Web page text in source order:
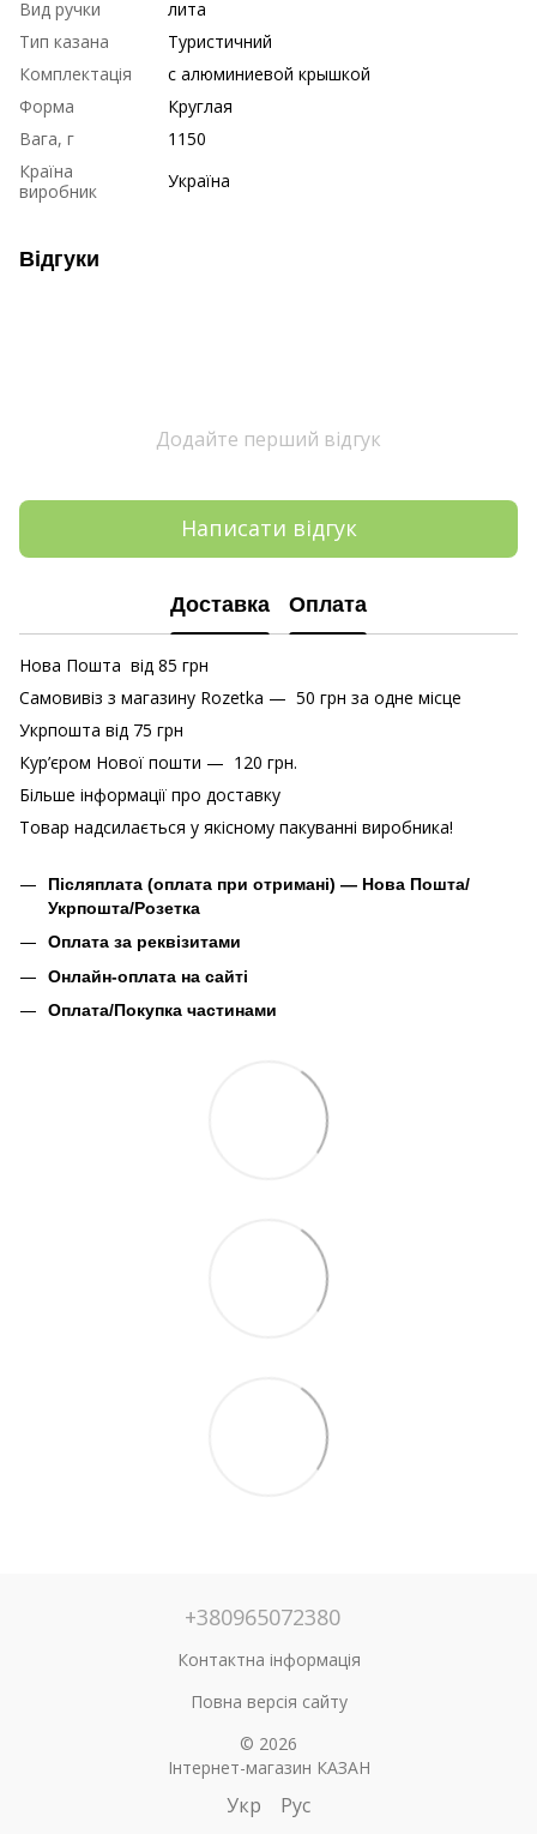
Вид ручки
лита
Тип казана
Туристичний
Комплектація
с алюминиевой крышкой
Форма
Круглая
Вага, г
1150
Країна
виробник
Україна
Відгуки
Додайте перший відгук
Написати відгук
Доставка Оплата
Нова Пошта від 85 грн
Самовивіз з магазину Rozetka — 50 грн за одне місце
Укрпошта від 75 грн
Кур’єром Нової пошти — 120 грн.
Більше інформації про доставку
Товар надсилається у якісному пакуванні виробника!
Післяплата (оплата при отримані) — Нова Пошта/
Укрпошта/Розетка
Оплата за реквізитами
Онлайн-оплата на сайті
Оплата/Покупка частинами
+380965072380
Контактна інформація
Повна версія сайту
© 2026
Інтернет-магазин КАЗАН
Укр Рус